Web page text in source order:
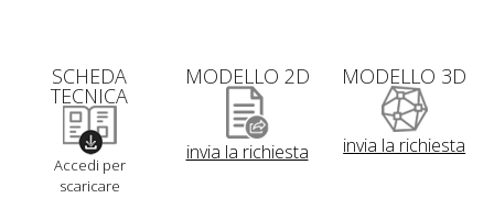
SCHEDA
TECNICA
Accedi per
scaricare
MODELLO 2D
invia la richiesta
MODELLO 3D
invia la richiesta